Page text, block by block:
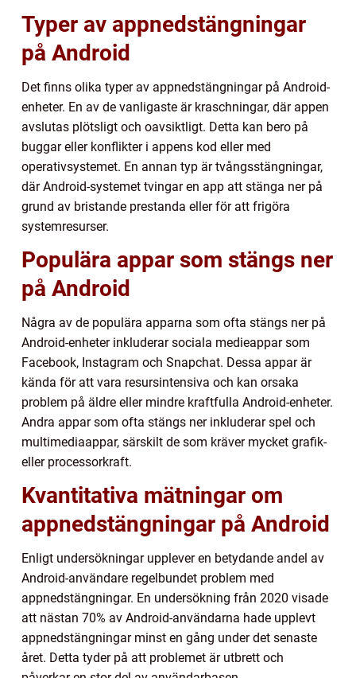
Typer av appnedstängningar
på Android
Det finns olika typer av appnedstängningar på Android-
enheter. En av de vanligaste är kraschningar, där appen
avslutas plötsligt och oavsiktligt. Detta kan bero på
buggar eller konflikter i appens kod eller med
operativsystemet. En annan typ är tvångsstängningar,
där Android-systemet tvingar en app att stänga ner på
grund av bristande prestanda eller för att frigöra
systemresurser.
Populära appar som stängs ner
på Android
Några av de populära apparna som ofta stängs ner på
Android-enheter inkluderar sociala medieappar som
Facebook, Instagram och Snapchat. Dessa appar är
kända för att vara resursintensiva och kan orsaka
problem på äldre eller mindre kraftfulla Android-enheter.
Andra appar som ofta stängs ner inkluderar spel och
multimediaappar, särskilt de som kräver mycket grafik-
eller processorkraft.
Kvantitativa mätningar om
appnedstängningar på Android
Enligt undersökningar upplever en betydande andel av
Android-användare regelbundet problem med
appnedstängningar. En undersökning från 2020 visade
att nästan 70% av Android-användarna hade upplevt
appnedstängningar minst en gång under det senaste
året. Detta tyder på att problemet är utbrett och